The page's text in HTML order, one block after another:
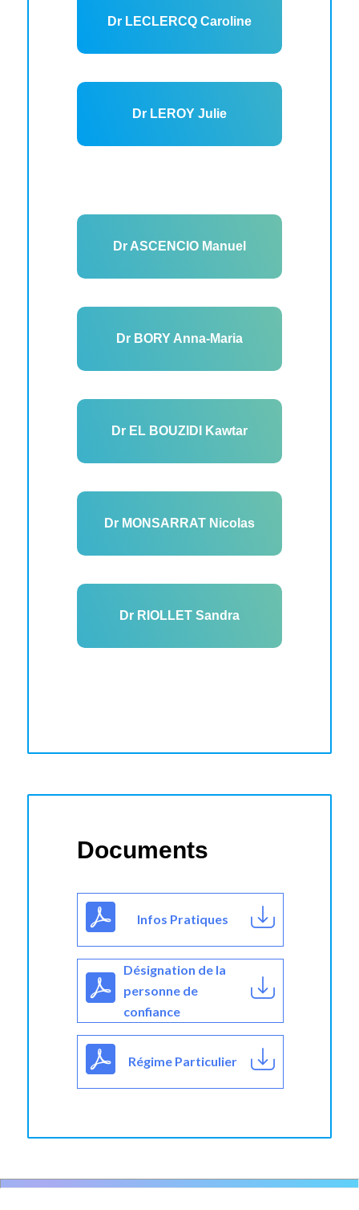
Dr LECLERCQ Caroline
Dr LEROY Julie
Dr ASCENCIO Manuel
Dr BORY Anna-Maria
Dr EL BOUZIDI Kawtar
Dr MONSARRAT Nicolas
Dr RIOLLET Sandra
Documents
Infos Pratiques
Désignation de la
personne de
confiance
Régime Particulier